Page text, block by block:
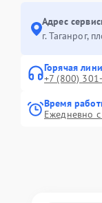
Адрес
г. Таганрог,
Горячая
+7 (800)
Время
Ежедневно